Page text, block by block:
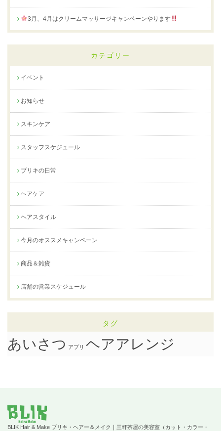
3月、4月はクリームマッサージキャンペーンやります
カテゴリー
イベント
お知らせ
スキンケア
スタッフスケジュール
ブリキの日常
ヘアケア
ヘアスタイル
今月のオススメキャンペーン
商品＆雑貨
店舗の営業スケジュール
タグ
あいさつ アプリ ヘアアレンジ
BLIK Hair & Make ブリキ・ヘアー＆メイク｜三軒茶屋の美容室（カット・カラー・